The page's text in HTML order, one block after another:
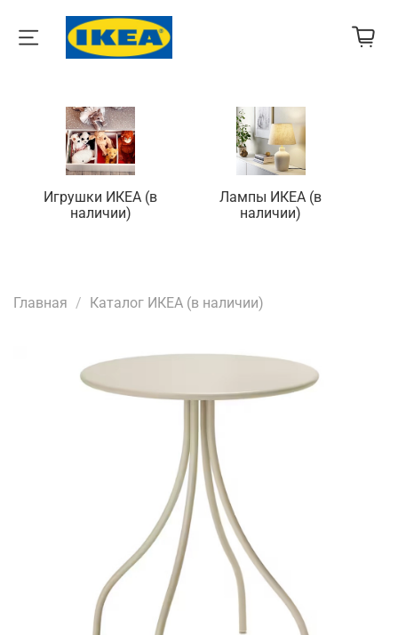
Игрушки ИКЕА (в
наличии)
Лампы ИКЕА (в
наличии)
Главная Каталог ИКЕА (в наличии)